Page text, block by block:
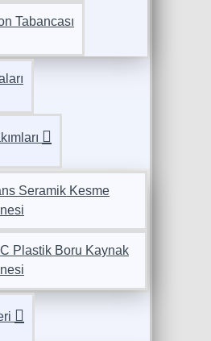
Tabancası
Seramik Kesme
Plastik Boru Kaynak